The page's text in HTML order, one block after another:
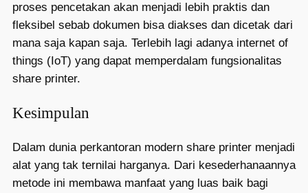
proses pencetakan akan menjadi lebih praktis dan
fleksibel sebab dokumen bisa diakses dan dicetak dari
mana saja kapan saja. Terlebih lagi adanya internet of
things (IoT) yang dapat memperdalam fungsionalitas
share printer.
Kesimpulan
Dalam dunia perkantoran modern share printer menjadi
alat yang tak ternilai harganya. Dari kesederhanaannya
metode ini membawa manfaat yang luas baik bagi